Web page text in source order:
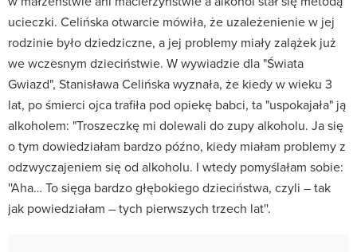
ucieczki. Celińska otwarcie mówiła, że uzależenienie w jej
rodzinie było dziedziczne, a jej problemy miały zalążek już
we wczesnym dzieciństwie. W wywiadzie dla "Świata
Gwiazd", Stanisława Celińska wyznała, że kiedy w wieku 3
lat, po śmierci ojca trafiła pod opiekę babci, ta "uspokajała" ją
alkoholem: "Troszeczkę mi dolewali do zupy alkoholu. Ja się
o tym dowiedziałam bardzo późno, kiedy miałam problemy z
odzwyczajeniem się od alkoholu. I wtedy pomyślałam sobie:
''Aha… To sięga bardzo głębokiego dzieciństwa, czyli – tak
jak powiedziałam – tych pierwszych trzech lat''.